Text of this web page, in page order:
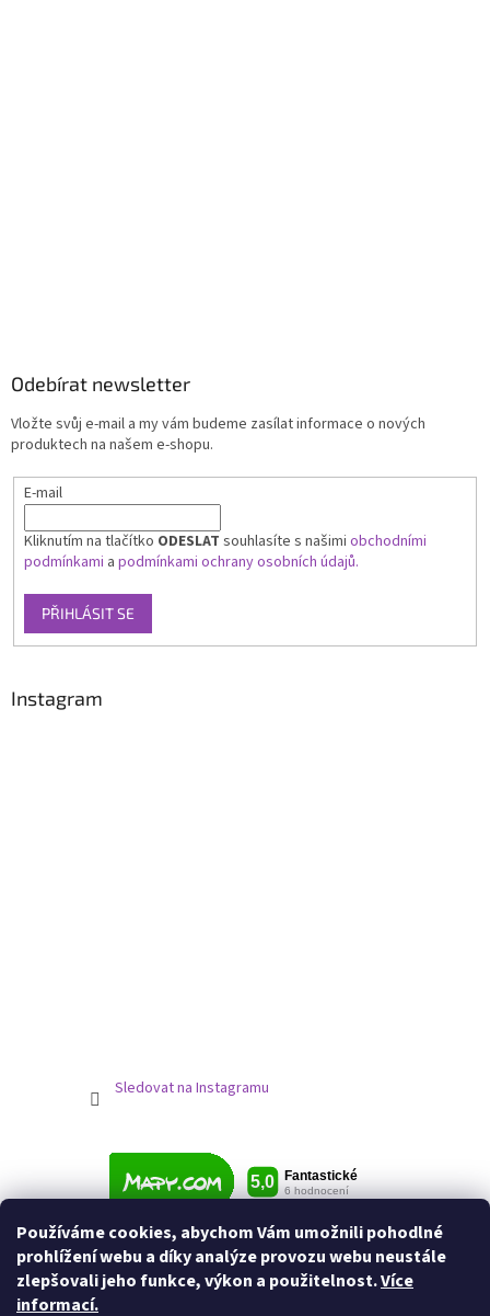
Používáme cookies, abychom Vám umožnili pohodlné
prohlížení webu a díky analýze provozu webu neustále
zlepšovali jeho funkce, výkon a použitelnost.Více
informací.
Odebírat newsletter
Vložte svůj e-mail a my vám budeme zasílat informace o nových
produktech na našem e-shopu.
E-mail
Kliknutím na tlačítko ODESLAT souhlasíte s našimi obchodními
podmínkami a podmínkami ochrany osobních údajů.
PŘIHLÁSIT SE
Instagram
Sledovat na Instagramu